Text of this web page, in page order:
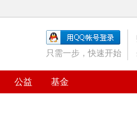
只需一步，快速开始
公益 基金